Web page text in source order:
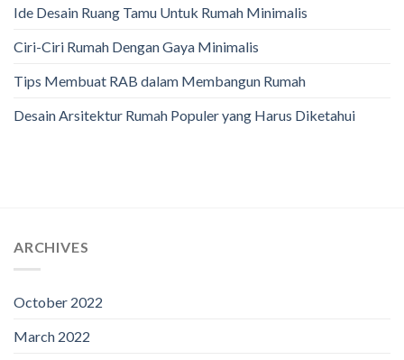
Ide Desain Ruang Tamu Untuk Rumah Minimalis
Ciri-Ciri Rumah Dengan Gaya Minimalis
Tips Membuat RAB dalam Membangun Rumah
Desain Arsitektur Rumah Populer yang Harus Diketahui
ARCHIVES
October 2022
March 2022